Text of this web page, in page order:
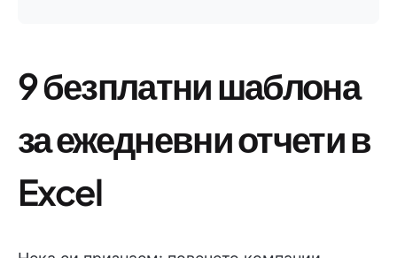
9 безплатни шаблона
за ежедневни отчети в
Excel